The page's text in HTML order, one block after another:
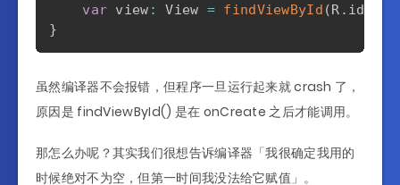
var view : View = findViewById (R . id
}
虽然编译器不会报错，但程序一旦运行起来就 crash 了，
原因是 findViewById() 是在 onCreate 之后才能调用。
那怎么办呢？其实我们很想告诉编译器「我很确定我用的
时候绝对不为空，但第一时间我没法给它赋值」。